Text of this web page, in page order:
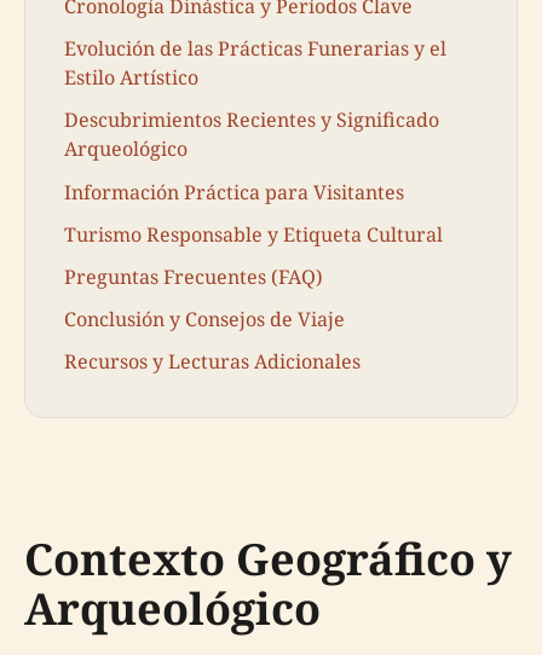
Cronología Dinástica y Períodos Clave
Evolución de las Prácticas Funerarias y el
Estilo Artístico
Descubrimientos Recientes y Significado
Arqueológico
Información Práctica para Visitantes
Turismo Responsable y Etiqueta Cultural
Preguntas Frecuentes (FAQ)
Conclusión y Consejos de Viaje
Recursos y Lecturas Adicionales
Contexto Geográfico y
Arqueológico